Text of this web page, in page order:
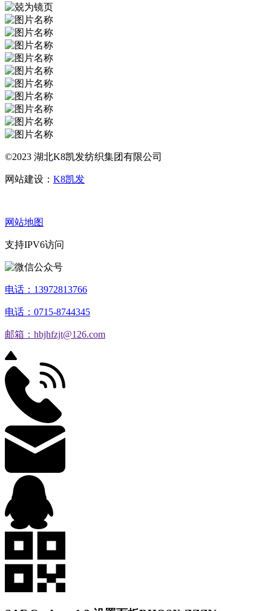
©2023 湖北K8凯发纺织集团有限公司
网站建设： K8凯发
网站地图
支持IPV6访问
电话：13972813766
电话：0715-8744345
邮箱：hbjhfzjt@126.com